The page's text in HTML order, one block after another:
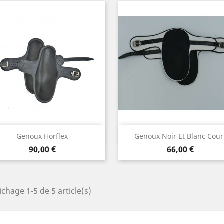
Genoux Horflex
Prix
90,00 €
Aperçu rapide Genoux Noir Et Blanc
Prix
66,00 €
Aperçu rapide
1-5 de 5 article(s)